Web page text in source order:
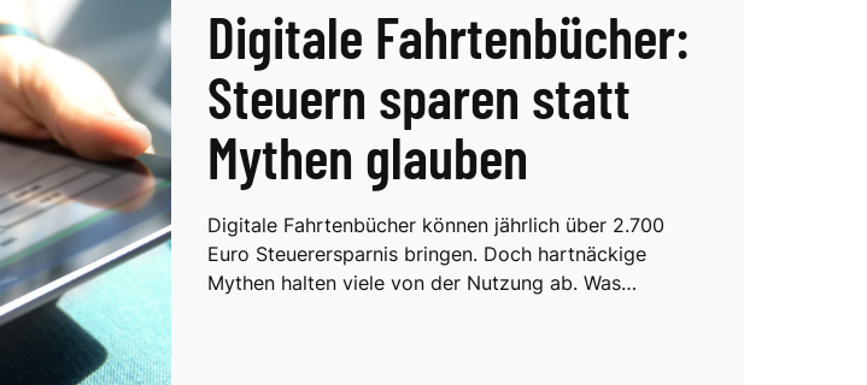
Digitale Fahrtenbücher:
Steuern sparen statt
Mythen glauben
Digitale Fahrtenbücher können jährlich über 2.700
Euro Steuerersparnis bringen. Doch hartnäckige
Mythen halten viele von der Nutzung ab. Was…